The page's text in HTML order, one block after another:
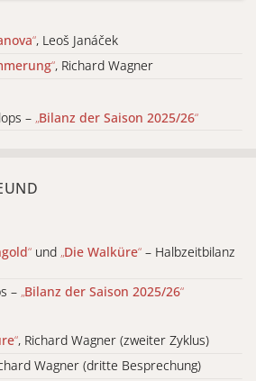
“, Leoš Janáček
“, Richard Wagner
– „Bilanz der Saison 2025/26“
“ und „Die Walküre“ – Halbzeitbilanz
– „Bilanz der Saison 2025/26“
“, Richard Wagner (zweiter Zyklus)
Wagner (dritte Besprechung)